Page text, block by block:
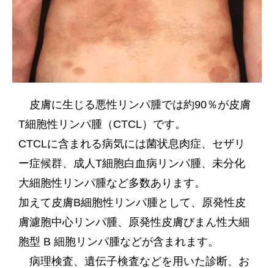
皮膚に生じる悪性リンパ腫では約90％が皮膚
T細胞性リンパ腫（CTCL）です。
CTCLに含まれる病気には菌状息肉症、セザリ
ー症候群、成人T細胞白血病リンパ腫、未分化
大細胞性リンパ腫など多数あります。
加えて皮膚B細胞性リンパ腫として、原発性皮
膚濾胞中心リンパ腫、原発性皮膚びまん性大細
胞型 B 細胞リンパ腫などが含まれます。
病理検査、遺伝子検査などを用いた診断、お